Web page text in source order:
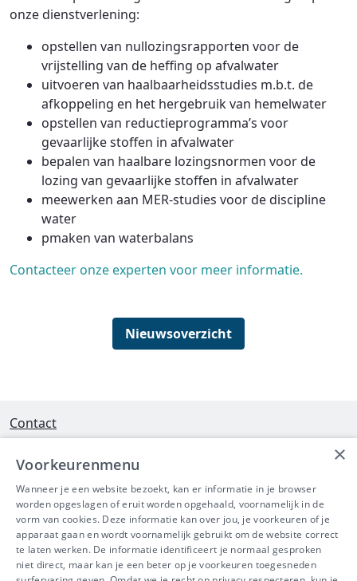
onze dienstverlening:
opstellen van nullozingsrapporten voor de
vrijstelling van de heffing op afvalwater
uitvoeren van haalbaarheidsstudies m.b.t. de
afkoppeling en het hergebruik van hemelwater
opstellen van reductieprogramma’s voor
gevaarlijke stoffen in afvalwater
bepalen van haalbare lozingsnormen voor de
lozing van gevaarlijke stoffen in afvalwater
meewerken aan MER-studies voor de discipline
water
pmaken van waterbalans
Contacteer onze experten voor meer informatie.
Nieuwsoverzicht
Contact
Interleuvenlaan 58 - 3001 Heverlee
Tel 016/390490
info@ibeve.be
Ondernemingsnummer: 0436 612 044
×
Voorkeurenmenu
Wanneer je een website bezoekt, kan er informatie in je browser
worden opgeslagen of eruit worden opgehaald, voornamelijk in de
vorm van cookies. Deze informatie kan over jou, je voorkeuren of je
apparaat gaan en wordt voornamelijk gebruikt om de website correct
te laten werken. De informatie identificeert je normaal gesproken
niet direct, maar kan je een beter op je voorkeuren toegesneden